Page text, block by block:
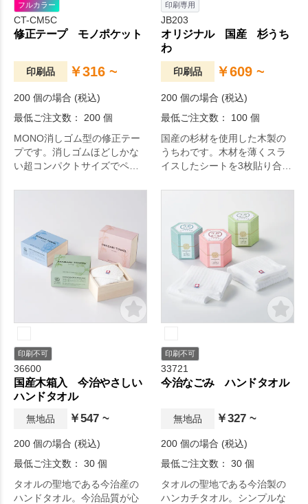
フルカラー
CT-CM5C
修正テープ モノポケット
印刷品 ￥316 ~
200 個の場合 (税込)
最低ご注文数： 200 個
MONO消しゴム型の修正テー
プです。消しゴムほどしかな
い超コンパクトサイズでペン
せん。
印刷専用
JB203
オリジナル 国産 杉うち
わ
印刷品 ￥609 ~
200 個の場合 (税込)
最低ご注文数： 100 個
国産の杉材を使用した木製の
うちわです。木材を薄くスラ
イスしたシートを3枚貼り合わ
にくい構造になっています。
印刷不可
36600
国産木箱入 今治やさしい
ハンドタオル
無地品 ￥547 ~
200 個の場合 (税込)
最低ご注文数： 30 個
タオルの聖地である今治産の
ハンドタオル。今治品質が心
印刷不可
33721
今治なごみ ハンドタオル
無地品 ￥327 ~
200 個の場合 (税込)
最低ご注文数： 30 個
タオルの聖地である今治製の
ハンカチタオル。シンプルな